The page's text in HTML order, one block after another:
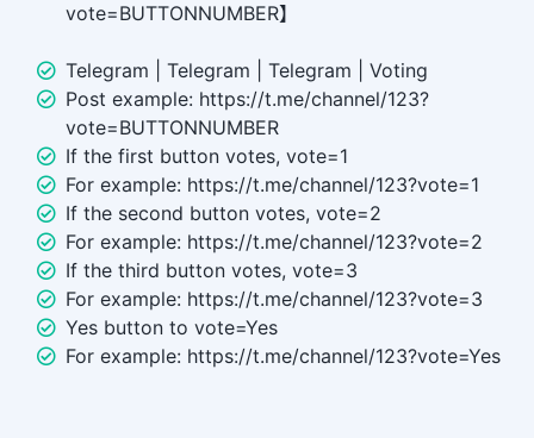
vote=BUTTONNUMBER】
Telegram | Telegram | Telegram | Voting
Post example: https://t.me/channel/123?
vote=BUTTONNUMBER
If the first button votes, vote=1
For example: https://t.me/channel/123?vote=1
If the second button votes, vote=2
For example: https://t.me/channel/123?vote=2
If the third button votes, vote=3
For example: https://t.me/channel/123?vote=3
Yes button to vote=Yes
For example: https://t.me/channel/123?vote=Yes